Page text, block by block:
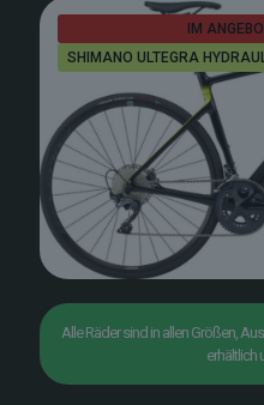
IM
SHIMANO ULTEGRA
Alle Räder sind in allen Größen,
erhältlich